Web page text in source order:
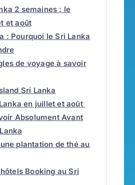
2 semaines : le
et août
: Pourquoi le Sri Lanka
de voyage à savoir
Sri Lanka
en juillet et août
Absolument Avant
plantation de thé au
Booking au Sri